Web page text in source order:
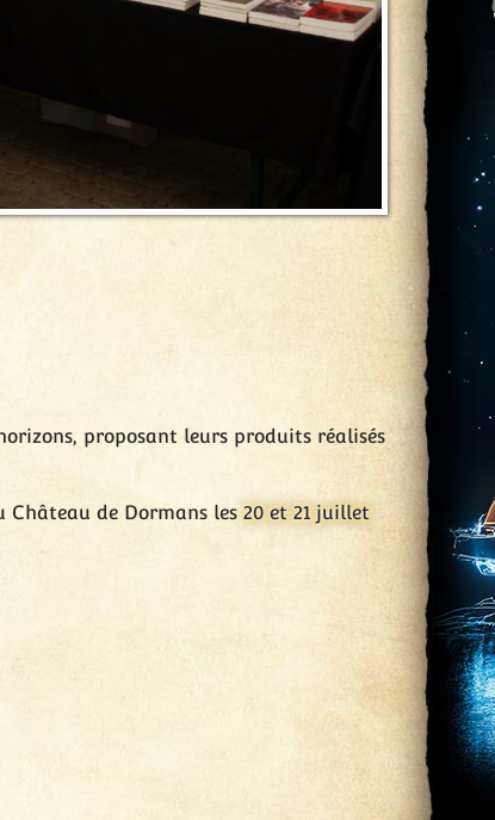
proposant leurs produits réalisés
de Dormans les 20 et 21 juillet